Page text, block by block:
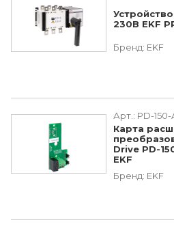
230В EKF
Бренд: EKF
Арт.: PD-
Карта
Drive PD-
EKF
Бренд: EKF